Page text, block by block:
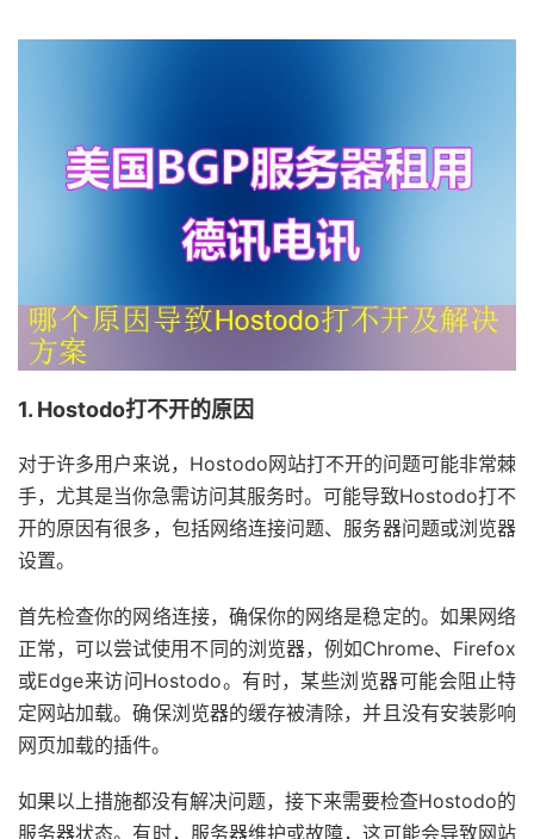
1. Hostodo打不开的原因
对于许多用户来说，Hostodo网站打不开的问题可能非常棘
手，尤其是当你急需访问其服务时。可能导致Hostodo打不
开的原因有很多，包括网络连接问题、服务器问题或浏览器
设置。
首先检查你的网络连接，确保你的网络是稳定的。如果网络
正常，可以尝试使用不同的浏览器，例如Chrome、Firefox
或Edge来访问Hostodo。有时，某些浏览器可能会阻止特
定网站加载。确保浏览器的缓存被清除，并且没有安装影响
网页加载的插件。
如果以上措施都没有解决问题，接下来需要检查Hostodo的
服务器状态。有时，服务器维护或故障，这可能会导致网站